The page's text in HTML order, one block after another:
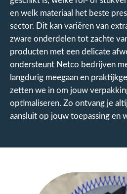
en welk materiaal het beste
sector. Dit kan variëren van
zware onderdelen tot zachte
producten met een delicate
ondersteunt Netco bedrijven
langdurig meegaan en
zetten we in om jouw
optimaliseren. Zo ontvang je
aansluit op jouw toepassing en